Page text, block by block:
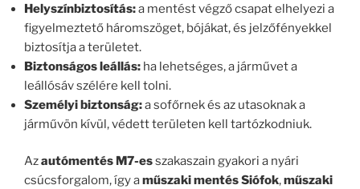
Helyszínbiztosítás:a mentést végző csapat elhelyezi a
figyelmeztető háromszöget, bójákat, és jelzőfényekkel
biztosítja a területet.
Biztonságos leállás: ha lehetséges, a járművet a
leállósáv szélére kell tolni.
Személyi biztonság:a sofőrnek és az utasoknak a
járművön kívül, védett területen kell tartózkodniuk.
Azautómentés M7-esszakaszain gyakori a nyári
csúcsforgalom, így aműszaki mentés Siófok,műszaki